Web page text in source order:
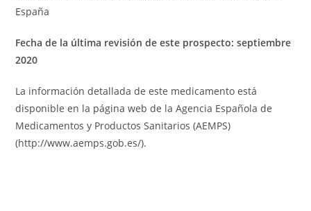
España
Fecha de la última revisión de este prospecto: septiembre
2020
La información detallada de este medicamento está
disponible en la página web de la Agencia Española de
Medicamentos y Productos Sanitarios (AEMPS)
(http://www.aemps.gob.es/).